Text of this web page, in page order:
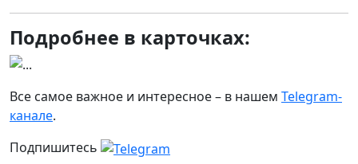
Подробнее в карточках:
Все самое важное и интересное – в нашем Telegram-
канале.
Подпишитесь